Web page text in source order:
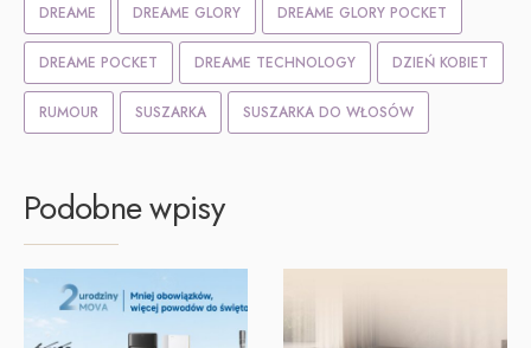
DREAME DREAME GLORY DREAME GLORY POCKET
DREAME POCKET DREAME TECHNOLOGY DZIEŃ KOBIET
RUMOUR SUSZARKA SUSZARKA DO WŁOSÓW
Podobne wpisy